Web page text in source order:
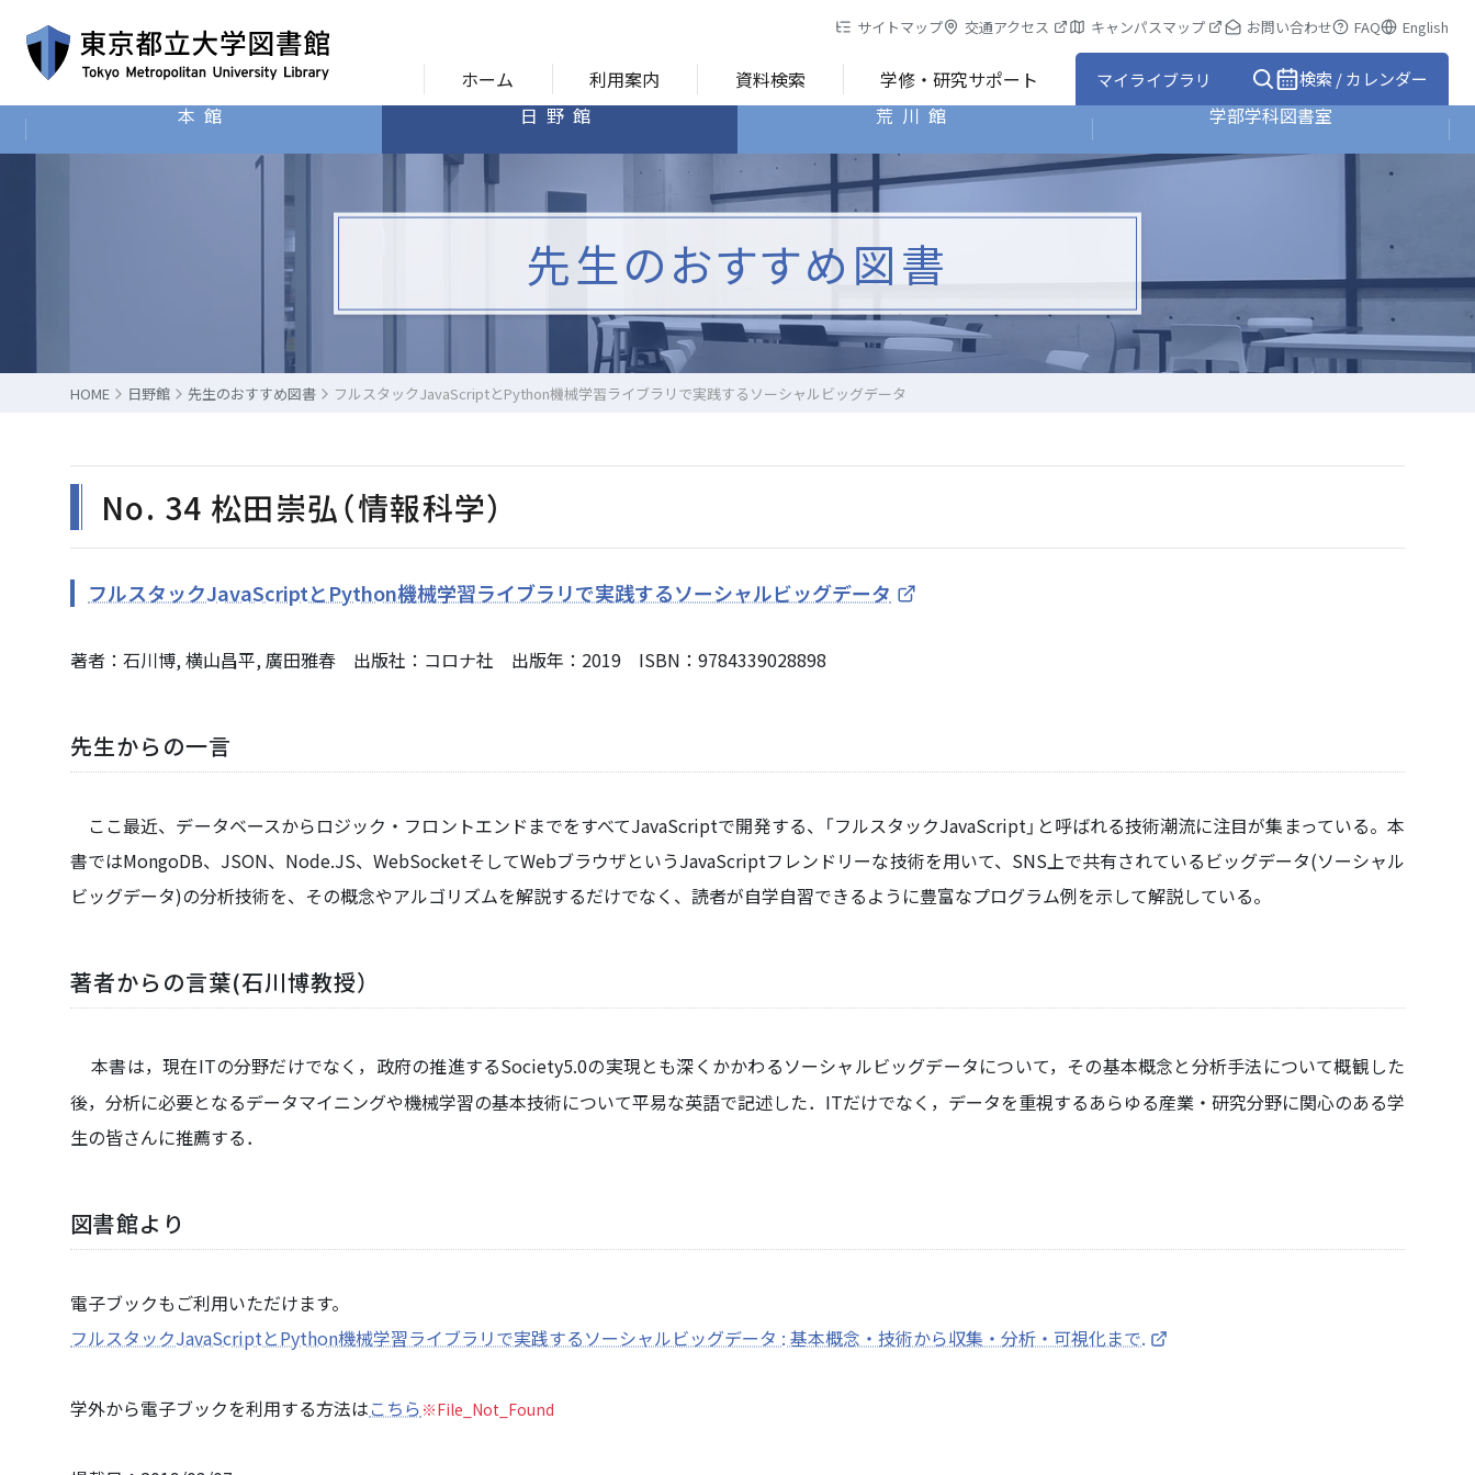
サイトマップ 交通アクセス キャンパスマップ お問い合わせ FAQ English
ホーム 利用案内 資料検索 学修・研究サポート マイライブラリ 検索 / カレンダー
本館 日野館 荒川館 学部学科図書室
先生のおすすめ図書
HOME 日野館 先生のおすすめ図書 フルスタックJavaScriptとPython機械学習ライブラリで実践するソーシャルビッグデータ
No. 34 松田崇弘（情報科学）
フルスタックJavaScriptとPython機械学習ライブラリで実践するソーシャルビッグデータ
著者：石川博, 横山昌平, 廣田雅春 出版社：コロナ社 出版年：2019 ISBN：9784339028898
先生からの一言
ここ最近、データベースからロジック・フロントエンドまでをすべてJavaScriptで開発する、「フルスタックJavaScript」と呼ばれる技術潮流に注目が集まっている。本
書ではMongoDB、JSON、Node.JS、WebSocketそしてWebブラウザというJavaScriptフレンドリーな技術を用いて、SNS上で共有されているビッグデータ(ソーシャル
ビッグデータ)の分析技術を、その概念やアルゴリズムを解説するだけでなく、読者が自学自習できるように豊富なプログラム例を示して解説している。
著者からの言葉(石川博教授）
本書は，現在ITの分野だけでなく，政府の推進するSociety5.0の実現とも深くかかわるソーシャルビッグデータについて，その基本概念と分析手法について概観した
後，分析に必要となるデータマイニングや機械学習の基本技術について平易な英語で記述した．ITだけでなく，データを重視するあらゆる産業・研究分野に関心のある学
生の皆さんに推薦する．
図書館より
電子ブックもご利用いただけます。
フルスタックJavaScriptとPython機械学習ライブラリで実践するソーシャルビッグデータ : 基本概念・技術から収集・分析・可視化まで.
学外から電子ブックを利用する方法はこちら ※File_Not_Found